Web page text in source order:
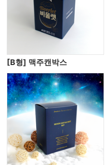
[B형] 맥주캔박스